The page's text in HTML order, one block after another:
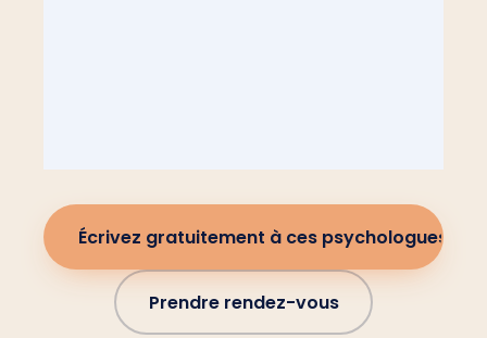
Écrivez gratuitement à ces psychologues
Prendre rendez-vous